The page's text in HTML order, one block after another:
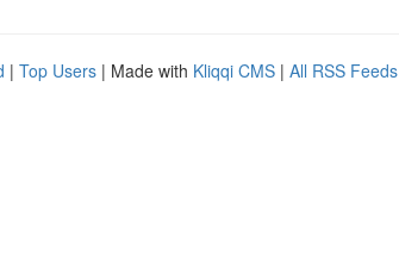
| Top Users | Made with Kliqqi CMS | All RSS Feeds